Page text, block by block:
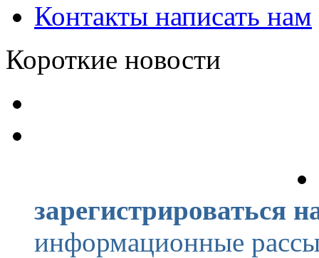
Контакты написать нам
Короткие новости
зарегистрироваться
информационные